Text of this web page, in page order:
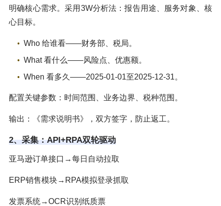
明确核心需求。采用3W分析法：报告用途、服务对象、核
心目标。
Who 给谁看——财务部、税局。
What 看什么——风险点、优惠额。
When 看多久——2025-01-01至2025-12-31。
配置关键参数：时间范围、业务边界、税种范围。
输出：《需求说明书》，双方签字，防止返工。
2、采集：API+RPA双轮驱动
亚马逊订单接口→每日自动拉取
ERP销售模块→RPA模拟登录抓取
发票系统→OCR识别纸质票